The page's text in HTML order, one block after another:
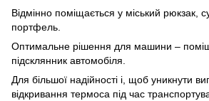
Відмінно поміщається у міський рюкзак,
портфель.
Оптимальне рішення для машини –
підсклянник автомобіля.
Для більшої надійності і, щоб уникнути
відкривання термоса під час